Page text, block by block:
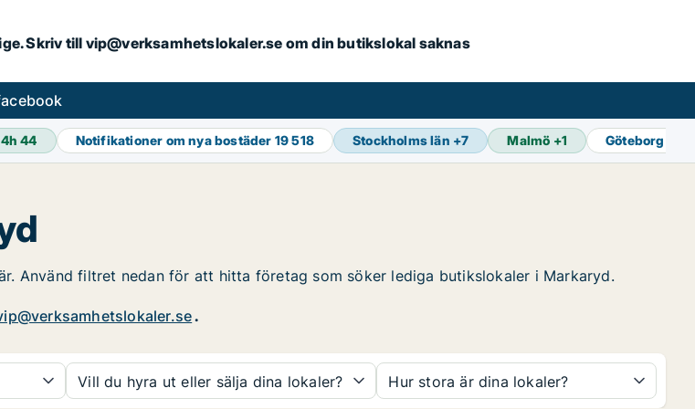
Skriv till vip@verksamhetslokaler.se om din butikslokal saknas
44 Notifikationer om nya bostäder 19 518 Stockholms län +7 Malmö +1 Göteborg
Använd filtret nedan för att hitta företag som söker lediga butikslokaler i Markaryd.
.
Vill du hyra ut eller sälja dina lokaler? Hur stora är dina lokaler?